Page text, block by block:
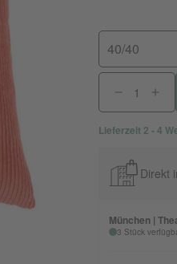
40/40
Lieferzeit 2 - 4
Direkt
München |
3 Stück